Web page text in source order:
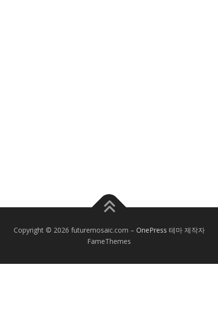
Copyright © 2026 futuremosaic.com – OnePress 테마 제작자
FameThemes